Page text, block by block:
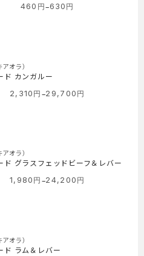
460 円–630 円
価
–
オラ）
ド カンガルー
2,310 円 –29,700 円
価
–
29,700
オラ）
ド グラスフェッドビーフ＆レバー
1,980 円 –24,200 円
価
–
オラ）
ド ラム＆レバー